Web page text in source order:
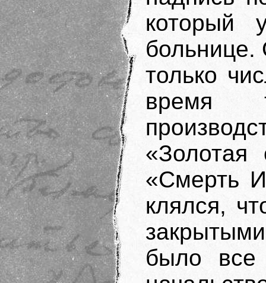
который
больнице.
только
время
«Золотая
«Смерть
клялся,
было все